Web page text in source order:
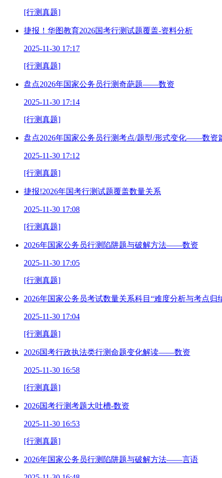
[行测真题]
捷报！华图教育2026国考行测试题覆盖-资料分析
2025-11-30 17:17
[行测真题]
盘点2026年国家公务员行测奇葩题——数资
2025-11-30 17:14
[行测真题]
盘点2026年国家公务员行测考点/题型/形式变化——数资
2025-11-30 17:12
[行测真题]
捷报!2026年国考行测试题覆盖数量关系
2025-11-30 17:08
[行测真题]
2026年国家公务员行测陷阱题与破解方法——数资
2025-11-30 17:05
[行测真题]
2026年国家公务员考试数量关系科目“难度分析与考点归
2025-11-30 17:04
[行测真题]
2026国考行政执法类行测命题变化解读——数资
2025-11-30 16:58
[行测真题]
2026国考行测考题大吐槽-数资
2025-11-30 16:53
[行测真题]
2026年国家公务员行测陷阱题与破解方法——言语